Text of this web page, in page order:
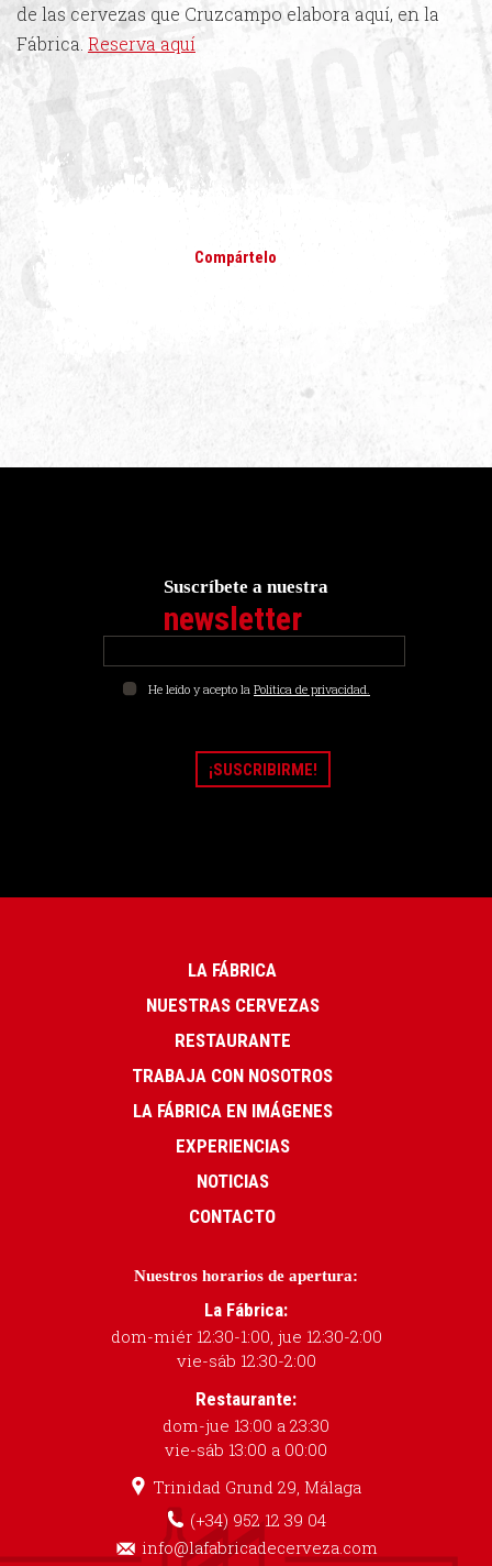
de las cervezas que Cruzcampo elabora aquí, en la
Fábrica.Reserva aquí
Compártelo
Suscríbete a nuestra
newsletter
He leído y acepto la Política de privacidad.
LA FÁBRICA
NUESTRAS CERVEZAS
RESTAURANTE
TRABAJA CON NOSOTROS
LA FÁBRICA EN IMÁGENES
EXPERIENCIAS
NOTICIAS
CONTACTO
Nuestros horarios de apertura:
La Fábrica:
dom-miér 12:30-1:00, jue 12:30-2:00
vie-sáb 12:30-2:00
Restaurante:
dom-jue 13:00 a 23:30
vie-sáb 13:00 a 00:00
Trinidad Grund 29, Málaga
(+34) 952 12 39 04
info@lafabricadecerveza.com